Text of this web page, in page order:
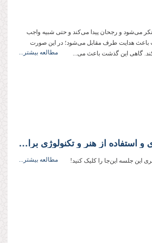
می‌شود و رجحان پیدا می‌کند و حتی شبیه واجب
هدایت طرف مقابل می‌شود؛ در این صورت
گاهی این گذشت باعث می...
مطالعه بیشتر...
لزوم برنامه‌ریزی و استفاده از هنر و تکنولوژی برای سیراب کردن تشنگان معرفت در سراسر دنیا
این جلسه این‌جا را کلیک کنید! مطالعه بیشتر...